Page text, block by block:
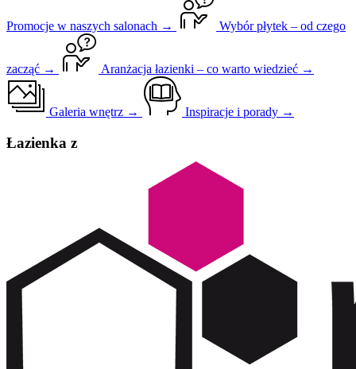
Promocje w naszych salonach → Wybór płytek – od czego
zacząć → Aranżacja łazienki – co warto wiedzieć →
Galeria wnętrz → Inspiracje i porady →
Łazienka z